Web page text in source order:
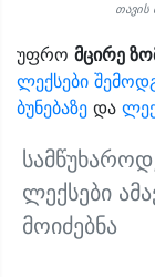
თავის
უფრო მცირე
ლექსები
ბუნებაზე და
ლექსები
მოიძებნა